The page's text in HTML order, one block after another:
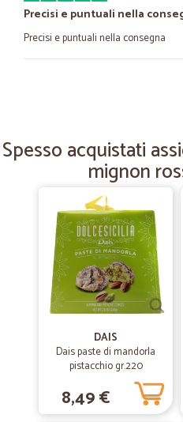
Precisi e puntuali nella
Precisi e puntuali nella consegna
ottimo servizio con prodotti
ottimo servizio con prodotti validi a
—Angelica T.
Cicalia un sito molto sicuro
Cicalia un sito molto sicuro eccellente
Bianca U.
Ottimo servizio
Spesso acquistati
mignon
DAIS
Dais paste di mandorla
pistacchio gr.220
8,49 €